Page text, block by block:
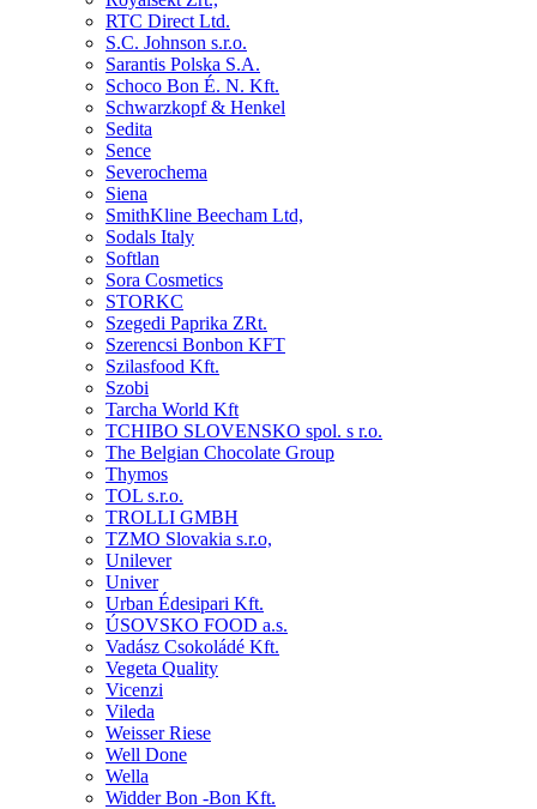
RTC Direct Ltd.
S.C. Johnson s.r.o.
Sarantis Polska S.A.
Schoco Bon É. N. Kft.
Schwarzkopf & Henkel
Sedita
Sence
Severochema
Siena
SmithKline Beecham Ltd,
Sodals Italy
Softlan
Sora Cosmetics
STORKC
Szegedi Paprika ZRt.
Szerencsi Bonbon KFT
Szilasfood Kft.
Szobi
Tarcha World Kft
TCHIBO SLOVENSKO spol. s r.o.
The Belgian Chocolate Group
Thymos
TOL s.r.o.
TROLLI GMBH
TZMO Slovakia s.r.o,
Unilever
Univer
Urban Édesipari Kft.
ÚSOVSKO FOOD a.s.
Vadász Csokoládé Kft.
Vegeta Quality
Vicenzi
Vileda
Weisser Riese
Well Done
Wella
Widder Bon -Bon Kft.